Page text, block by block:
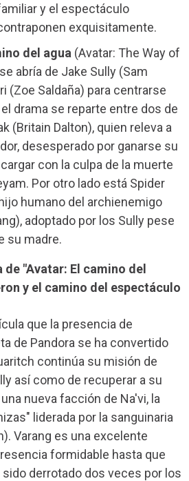
y el espectáculo
exquisitamente.
del agua (Avatar: The Way of
abría de Jake Sully (Sam
(Zoe Saldaña) para centrarse
drama se reparte entre dos de
(Britain Dalton), quien releva a
desesperado por ganarse su
con la culpa de la muerte
Por otro lado está Spider
humano del archienemigo
adoptado por los Sully pese
su madre.
"Avatar: El camino del
y el camino del espectáculo
que la presencia de
de Pandora se ha convertido
continúa su misión de
así como de recuperar a su
nueva facción de Na'vi, la
liderada por la sanguinaria
Varang es una excelente
formidable hasta que
sido derrotado dos veces por los